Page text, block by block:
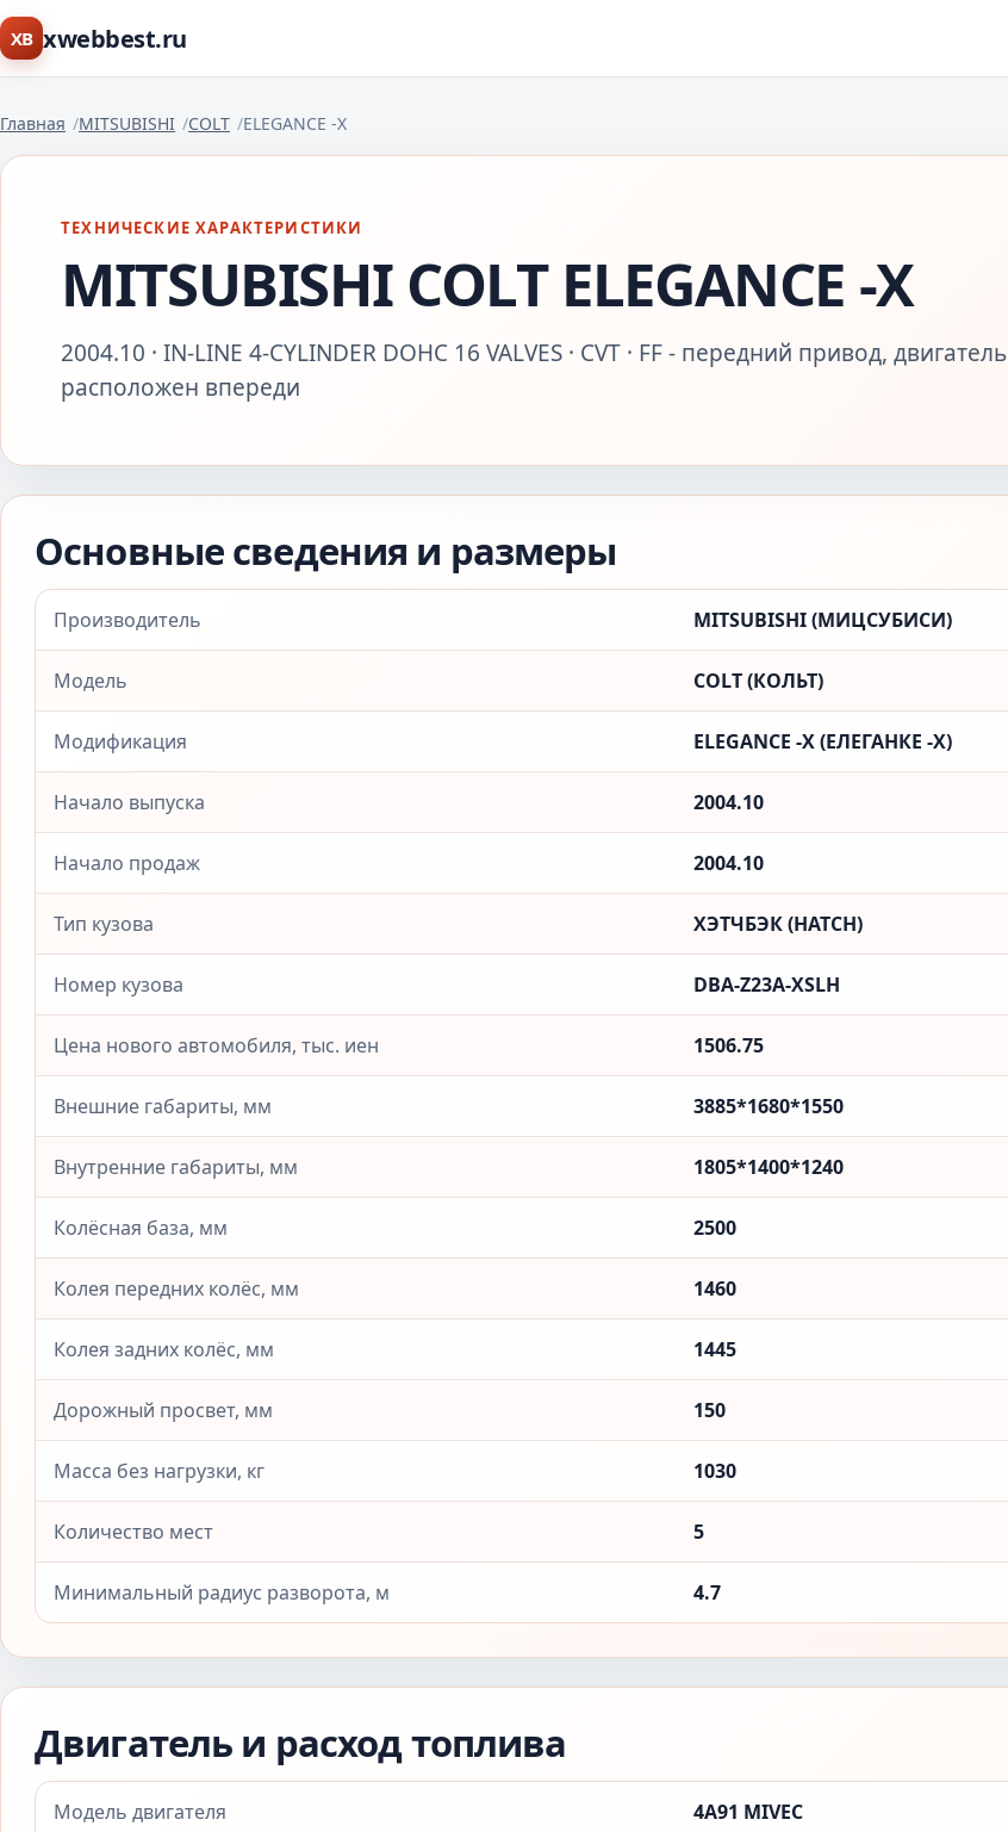
XB xwebbest.ru
Главная MITSUBISHI COLT ELEGANCE -X
ТЕХНИЧЕСКИЕ ХАРАКТЕРИСТИКИ
MITSUBISHI COLT ELEGANCE -X
2004.10 · IN-LINE 4-CYLINDER DOHC 16 VALVES · CVT · FF - передний привод, двигатель
расположен впереди
Основные сведения и размеры
Производитель MITSUBISHI (МИЦСУБИСИ)
Модель COLT (КОЛЬТ)
Модификация ELEGANCE -X (ЕЛЕГАНКЕ -X)
Начало выпуска 2004.10
Начало продаж 2004.10
Тип кузова ХЭТЧБЭК (HATCH)
Номер кузова DBA-Z23A-XSLH
Цена нового автомобиля, тыс. иен 1506.75
Внешние габариты, мм 3885*1680*1550
Внутренние габариты, мм 1805*1400*1240
Колёсная база, мм 2500
Колея передних колёс, мм 1460
Колея задних колёс, мм 1445
Дорожный просвет, мм 150
Масса без нагрузки, кг 1030
Количество мест 5
Минимальный радиус разворота, м 4.7
Двигатель и расход топлива
Модель двигателя 4A91 MIVEC